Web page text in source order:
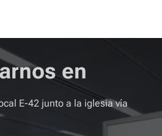
en
E-42 junto a la iglesia vía